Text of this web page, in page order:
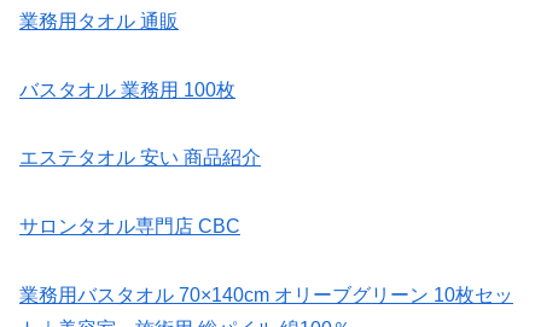
業務用タオル 通販
バスタオル 業務用 100枚
エステタオル 安い 商品紹介
サロンタオル専門店 CBC
業務用バスタオル 70×140cm オリーブグリーン 10枚セッ